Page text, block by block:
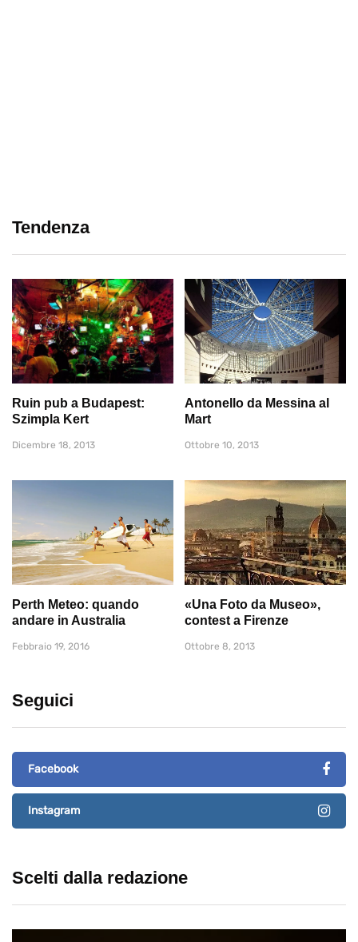
Tendenza
Ruin pub a Budapest:
Szimpla Kert
Dicembre 18, 2013
Antonello da Messina al
Mart
Ottobre 10, 2013
Perth Meteo: quando
andare in Australia
Febbraio 19, 2016
«Una Foto da Museo»,
contest a Firenze
Ottobre 8, 2013
Seguici
Facebook
Instagram
Scelti dalla redazione